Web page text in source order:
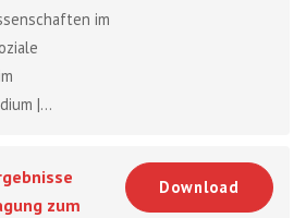
im
|...
zum
Download